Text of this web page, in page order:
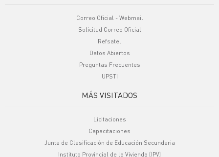
Correo Oficial - Webmail
Solicitud Correo Oficial
Refsatel
Datos Abiertos
Preguntas Frecuentes
UPSTI
MÁS VISITADOS
Licitaciones
Capacitaciones
Junta de Clasificación de Educación Secundaria
Instituto Provincial de la Vivienda (IPV)